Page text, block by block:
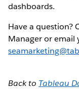
dashboards.
Have a question?
Manager or email
Back to Tableau